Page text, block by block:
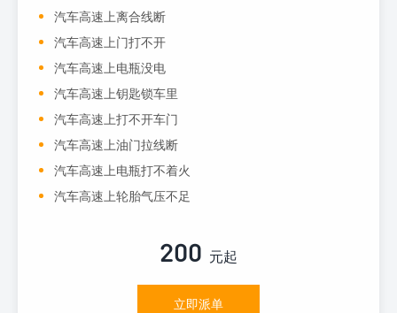
汽车高速上离合线断
汽车高速上门打不开
汽车高速上电瓶没电
汽车高速上钥匙锁车里
汽车高速上打不开车门
汽车高速上油门拉线断
汽车高速上电瓶打不着火
汽车高速上轮胎气压不足
200 元起
立即派单